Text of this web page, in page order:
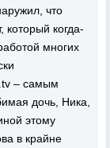
что
который когда-
многих
– самым
дочь, Ника,
этому
в крайне